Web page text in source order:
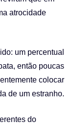
atrocidade
um percentual
então poucas
colocar
de um estranho.
do